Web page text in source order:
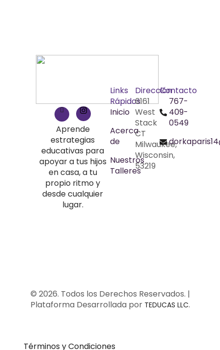
Aprende
estrategias
educativas para
apoyar a tus hijos
en casa, a tu
propio ritmo y
desde cualquier
lugar.
Links
Rápidos
Inicio
Acerca
de
Nuestros
Talleres
Dirección
6161
West
Stack
CT
Milwaukee,
Wisconsin,
53219
Contacto
767-
409-
0549
© 2026. Todos los Derechos Reservados. |
Plataforma Desarrollada por TEDUCAS LLC.
Términos y Condiciones